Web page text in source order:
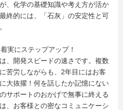
、化学の基礎知識や考え方が活か
終的には、「石灰」の安定性と可
実にステップアップ！
、開発スピードの速さです。複数
苦労しながらも、2年目にはお客
大抜擢！何を話したか記憶にない
サポートのおかげで無事に終える
、お客様との密なコミュニケーシ